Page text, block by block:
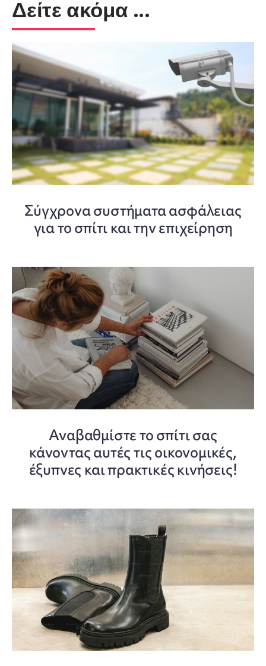
Δείτε ακόμα ...
Σύγχρονα συστήματα ασφάλειας
για το σπίτι και την επιχείρηση
Αναβαθμίστε το σπίτι σας
κάνοντας αυτές τις οικονομικές,
έξυπνες και πρακτικές κινήσεις!